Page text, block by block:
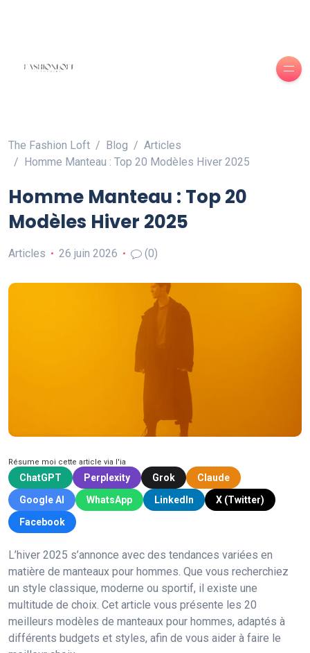
The Fashion Loft Blog
Articles
Homme Manteau : Top 20 Modèles Hiver 2025
Homme Manteau : Top 20
Modèles Hiver 2025
Articles 26 juin 2026 (0)
Résume moi cette article via l'ia
ChatGPT Perplexity Grok
Claude
Google AI
WhatsApp LinkedIn
X (Twitter)
Facebook
L’hiver 2025 s’annonce avec des tendances variées en
matière de manteaux pour hommes. Que vous recherchiez
un style classique, moderne ou sportif, il existe une
multitude de choix. Cet article vous présente les 20
meilleurs modèles de manteaux pour hommes, adaptés à
différents budgets et styles, afin de vous aider à faire le